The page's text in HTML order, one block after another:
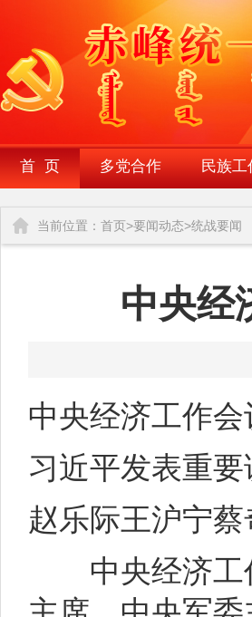
首 页 多党合作 民族工
当前位置： 首页>要闻动态>统战要闻
中央经
中央经济工作
习近平发表重
赵乐际王沪宁
中央经济工作